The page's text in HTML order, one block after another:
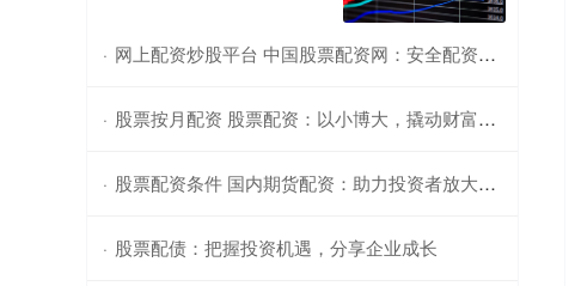
· 网上配资炒股平台 中国股票配资网：安全配资，助你炒股致富
· 股票按月配资 股票配资：以小博大，撬动财富杠杆
· 股票配资条件 国内期货配资：助力投资者放大收益
· 股票配债：把握投资机遇，分享企业成长